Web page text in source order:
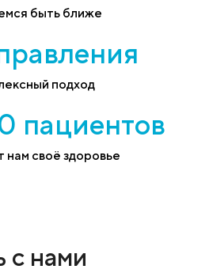
быть ближе
подход
пациентов
нам своё здоровье
с нами